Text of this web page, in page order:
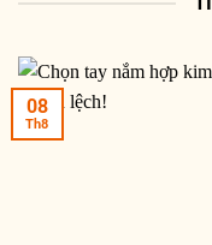
08
Th8